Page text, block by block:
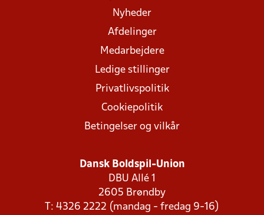
Nyheder
Afdelinger
Medarbejdere
Ledige stillinger
Privatlivspolitik
Cookiepolitik
Betingelser og vilkår
Dansk Boldspil-Union
DBU Allé 1
2605 Brøndby
T: 4326 2222 (mandag - fredag 9-16)